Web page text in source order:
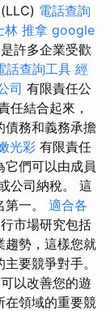
(LLC) 電話查詢
林 推拿 google
是許多企業受歡
話查詢工具 經
司 有限責任公
任結合起來，
債務和義務承擔
光彩 有限責任
們可以由成員
公司納稅。 這
一。 適合各
市場研究包括
趨勢，這樣您就
要競爭對手。
以改善您的遊
在領域的重要競